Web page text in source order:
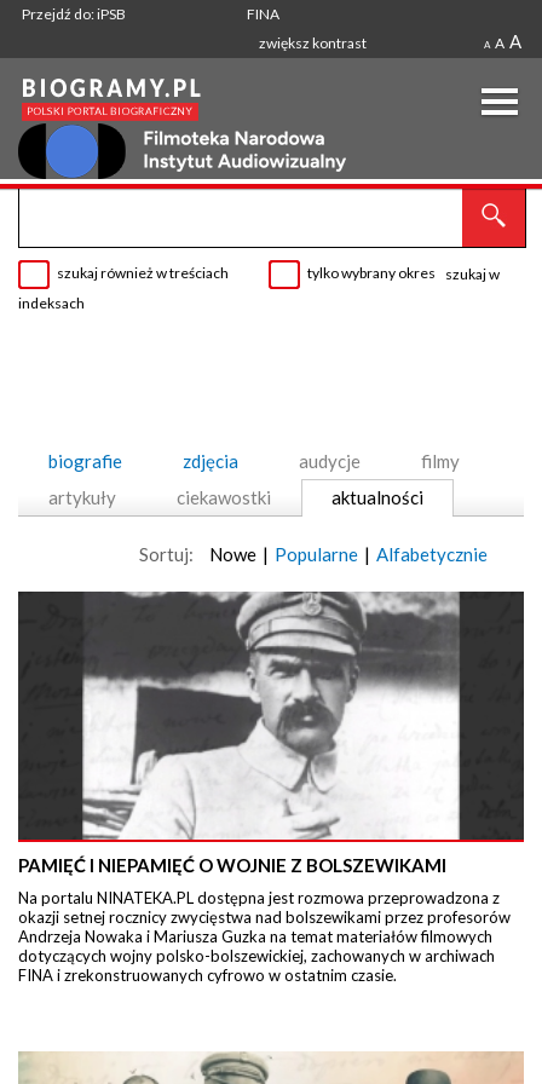
Przejdź do: iPSB
FINA
zwiększ kontrast
A A A
szukaj również w treściach tylko wybrany okres
szukaj w
indeksach
biografie zdjęcia audycje
filmy
artykuły
ciekawostki aktualności
Sortuj: Nowe | Popularne | Alfabetycznie
PAMIĘĆ I NIEPAMIĘĆ O WOJNIE Z BOLSZEWIKAMI
Na portalu NINATEKA.PL dostępna jest rozmowa przeprowadzona z
okazji setnej rocznicy zwycięstwa nad bolszewikami przez profesorów
Andrzeja Nowaka i Mariusza Guzka na temat materiałów filmowych
dotyczących wojny polsko-bolszewickiej, zachowanych w archiwach
FINA i zrekonstruowanych cyfrowo w ostatnim czasie.